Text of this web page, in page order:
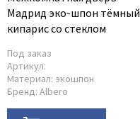
Мадрид эко-шпон тёмный
кипарис со стеклом
Под заказ
Артикул:
Материал: экошпон
Бренд: Albero